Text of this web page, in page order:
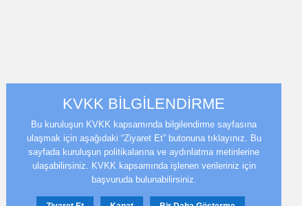
KVKK BİLGİLENDİRME
Bu kuruluşun KVKK kapsamında bilgilendirme sayfasına
ulaşmak için aşağıdaki “Ziyaret Et” butonuna tıklayınız. Bu
sayfada kuruluşun politikalarına ve aydınlatma metinlerine
ulaşabilirsiniz. KVKK kapsamında işlenen verileriniz için
başvuruda bulunabilirsiniz.